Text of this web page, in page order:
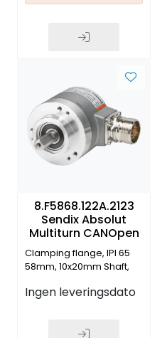
8.F5868.122A.2123
Sendix Absolut
Multiturn CANOpen
Clamping flange, IPI 65
58mm, 10x20mm Shaft,
+ 16bit ST
Ingen leveringsdato